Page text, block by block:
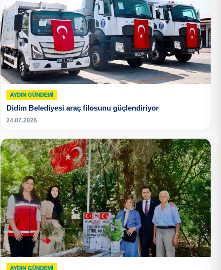
AYDIN GÜNDEMI
Didim Belediyesi araç filosunu güçlendiriyor
24.07.2026
AYDIN GÜNDEMI